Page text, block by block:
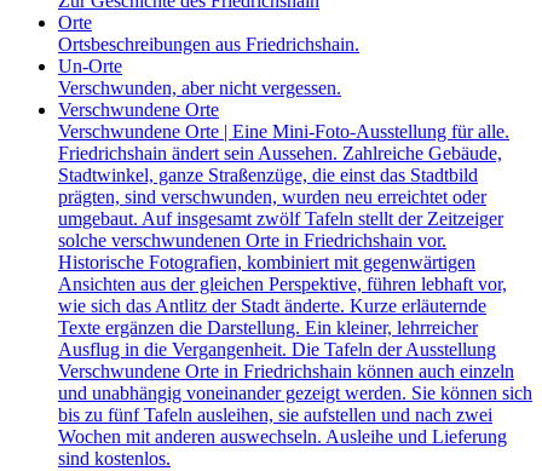
Orte
Ortsbeschreibungen aus Friedrichshain.
Un-Orte
Verschwunden, aber nicht vergessen.
Verschwundene Orte
Verschwundene Orte | Eine Mini-Foto-Ausstellung für alle.
Friedrichshain ändert sein Aussehen. Zahlreiche Gebäude,
Stadtwinkel, ganze Straßenzüge, die einst das Stadtbild
prägten, sind verschwunden, wurden neu erreichtet oder
umgebaut. Auf insgesamt zwölf Tafeln stellt der Zeitzeiger
solche verschwundenen Orte in Friedrichshain vor.
Historische Fotografien, kombiniert mit gegenwärtigen
Ansichten aus der gleichen Perspektive, führen lebhaft vor,
wie sich das Antlitz der Stadt änderte. Kurze erläuternde
Texte ergänzen die Darstellung. Ein kleiner, lehrreicher
Ausflug in die Vergangenheit. Die Tafeln der Ausstellung
Verschwundene Orte in Friedrichshain können auch einzeln
und unabhängig voneinander gezeigt werden. Sie können sich
bis zu fünf Tafeln ausleihen, sie aufstellen und nach zwei
Wochen mit anderen auswechseln. Ausleihe und Lieferung
sind kostenlos.